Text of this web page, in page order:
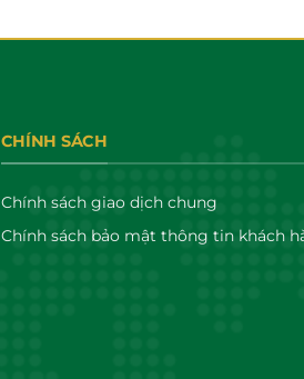
CHÍNH SÁCH
Chính sách giao dịch chung
Chính sách bảo mật thông tin khách